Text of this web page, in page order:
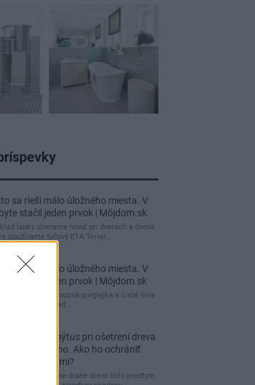
sa rieši málo úložného miesta. V
stačil jeden prvok | Môjdom.sk
labky utierame hneď pri dverách a doma
používame tyčový ETA Terier…
sa rieši málo úložného miesta. V
stačil jeden prvok | Môjdom.sk
to nádherný, tá brezová preglejka a čisté línie
Ale vždy, keď…
je najväčší mýtus pri ošetrení dreva
vás vyjsť draho. Ako ho ochrániť
a škodcami?
cakal ze vysusene drahe drevo bolo predtym